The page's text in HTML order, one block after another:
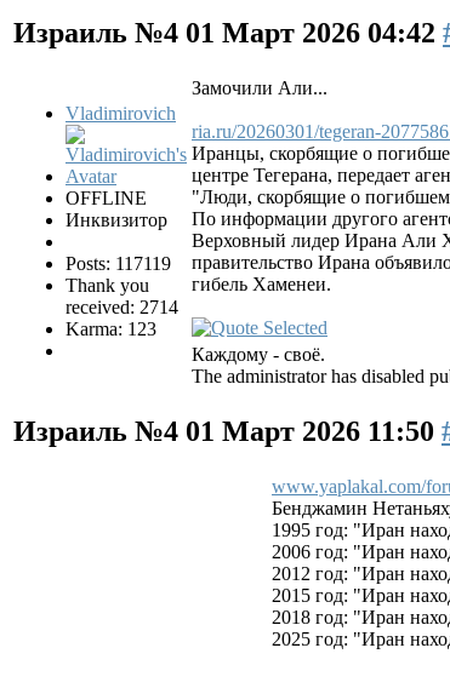
Израиль №4 01 Март 2026 04:42
Vladimirovich
OFFLINE
Инквизитор
Posts: 117119
Thank you
received: 2714
Karma: 123
Замочили Али...
ria.ru/20260301/tegeran-
Иранцы, скорбящие о
центре Тегерана, передает
"Люди, скорбящие о
По информации другого
Верховный лидер Ирана Али
правительство Ирана
гибель Хаменеи.
Каждому - своё.
The administrator has disabled
Израиль №4 01 Март 2026 11:50
www.yaplakal.com/
Бенджамин
1995 год: "Иран
2006 год: "Иран
2012 год: "Иран
2015 год: "Иран
2018 год: "Иран
2025 год: "Иран